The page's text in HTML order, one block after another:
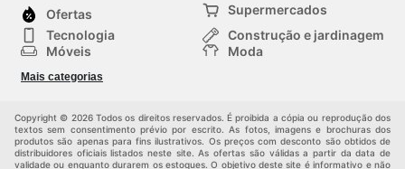
Ofertas
Supermercados
Tecnologia
Construção e jardinagem
Móveis
Moda
Crianças
Mais categorias
Copyright © 2026 Todos os direitos reservados. É proibida a cópia ou reprodução dos
textos sem consentimento prévio por escrito. As fotos, imagens e brochuras dos
produtos são apenas para fins ilustrativos. Os preços com desconto são obtidos de
distribuidores oficiais listados neste site. As ofertas são válidas a partir da data de
validade ou enquanto durarem os estoques. O objetivo deste site é informativo e não